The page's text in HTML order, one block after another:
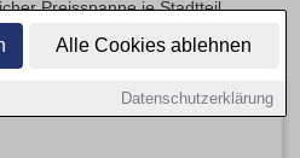
Alle Cookies ablehnen
Datenschutzerklärung
Preisspanne je Stadtteil.